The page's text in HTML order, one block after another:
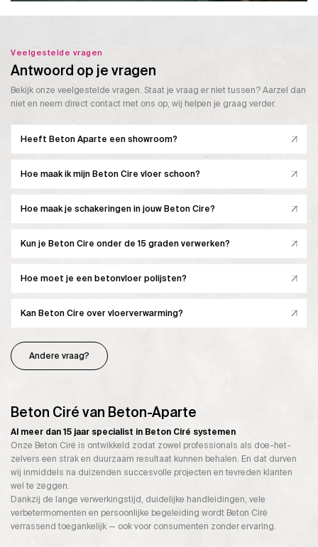
Veelgestelde vragen
Antwoord op je vragen
Bekijk onze veelgestelde vragen. Staat je vraag er niet tussen? Aarzel dan
niet en neem direct contact met ons op, wij helpen je graag verder.
Heeft Beton Aparte een showroom?
Hoe maak ik mijn Beton Cire vloer schoon?
Hoe maak je schakeringen in jouw Beton Cire?
Kun je Beton Cire onder de 15 graden verwerken?
Hoe moet je een betonvloer polijsten?
Kan Beton Cire over vloerverwarming?
Andere vraag?
Beton Ciré van Beton-Aparte
Al meer dan 15 jaar specialist in Beton Ciré systemen
Onze Beton Ciré is ontwikkeld zodat zowel professionals als doe-het-
zelvers een strak en duurzaam resultaat kunnen behalen. En dat durven
wij inmiddels na duizenden succesvolle projecten en tevreden klanten
wel te zeggen.
Dankzij de lange verwerkingstijd, duidelijke handleidingen, vele
verbetermomenten en persoonlijke begeleiding wordt Beton Ciré
verrassend toegankelijk — ook voor consumenten zonder ervaring.